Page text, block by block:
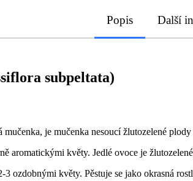
Popis Další
subpeltata)
mučenka, je mučenka nesoucí žlutozelené
aromatickými květy. Jedlé ovoce je
ozdobnými květy. Pěstuje se jako okrasná